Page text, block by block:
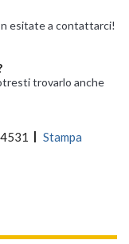
esitate a contattarci!
trovarlo anche
Stampa